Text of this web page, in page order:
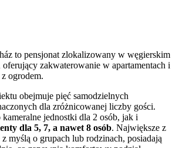
to pensjonat zlokalizowany w węgierskim
oferujący zakwaterowanie w apartamentach i
ogrodem.
obejmuje pięć samodzielnych
dla zróżnicowanej liczby gości.
kameralne jednostki dla 2 osób, jak i
dla 5, 7, a nawet 8 osób. Największe z
myślą o grupach lub rodzinach, posiadają